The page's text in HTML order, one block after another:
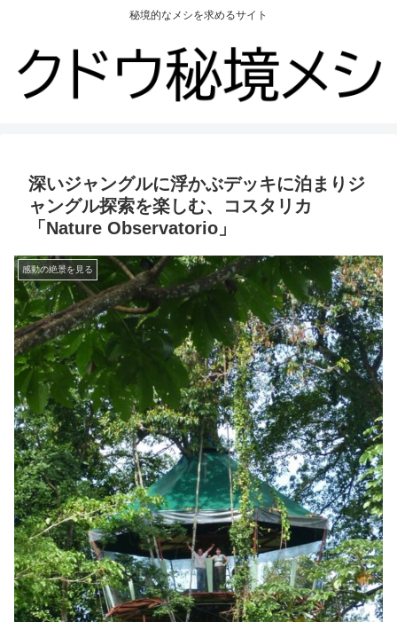
秘境的なメシを求めるサイト
深いジャングルに浮かぶデッキに泊まりジ
ャングル探索を楽しむ、コスタリカ
「Nature Observatorio」
感動の絶景を見る